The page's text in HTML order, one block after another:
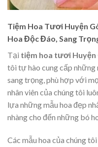
Tiệm Hoa Tươi Huyện
Hoa Độc Đáo, Sang
Tại tiệm hoa tươi Huyện
tôi tự hào cung cấp những
sang trọng, phù hợp với
nhân viên của chúng tôi
lựa những mẫu hoa đẹp
nhàng cho đến những bó
Các mẫu hoa của chúng